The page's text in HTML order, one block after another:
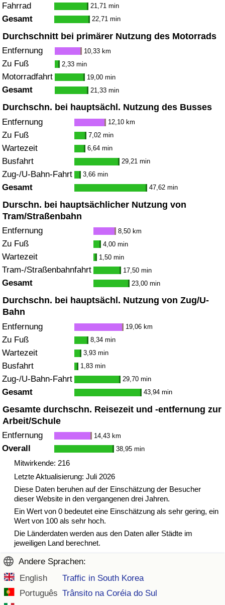
Fahrrad 21,71 min
Gesamt 22,71 min
Durchschnitt bei primärer Nutzung des Motorrads
Entfernung 10,33 km
Zu Fuß 2,33 min
Motorradfahrt 19,00 min
Gesamt 21,33 min
Durchschn. bei hauptsächl. Nutzung des Busses
Entfernung 12,10 km
Zu Fuß 7,02 min
Wartezeit 6,64 min
Busfahrt 29,21 min
Zug-/U-Bahn-Fahrt 3,66 min
Gesamt 47,62 min
Durschn. bei hauptsächlicher Nutzung von
Tram/Straßenbahn
Entfernung 8,50 km
Zu Fuß 4,00 min
Wartezeit 1,50 min
Tram-/Straßenbahnfahrt 17,50 min
Gesamt 23,00 min
Durchschn. bei hauptsächl. Nutzung von Zug/U-
Bahn
Entfernung 19,06 km
Zu Fuß 8,34 min
Wartezeit 3,93 min
Busfahrt 1,83 min
Zug-/U-Bahn-Fahrt 29,70 min
Gesamt 43,94 min
Gesamte durchschn. Reisezeit und -entfernung zur
Arbeit/Schule
Entfernung 14,43 km
Overall 38,95 min
Mitwirkende: 216
Letzte Aktualisierung: Juli 2026
Diese Daten beruhen auf der Einschätzung der Besucher
dieser Website in den vergangenen drei Jahren.
Ein Wert von 0 bedeutet eine Einschätzung als sehr gering, ein
Wert von 100 als sehr hoch.
Die Länderdaten werden aus den Daten aller Städte im
jeweiligen Land berechnet.
Andere Sprachen:
English
Traffic in South Korea
Português Trânsito na Coréia do Sul